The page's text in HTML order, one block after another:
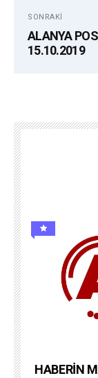
SONRAKI
ALANYA
15.10.2019
HABERİN